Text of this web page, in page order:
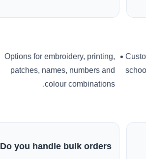
Options for embroidery, printing,
patches, names, numbers and
colour combinations.
Do you handle bulk orders?